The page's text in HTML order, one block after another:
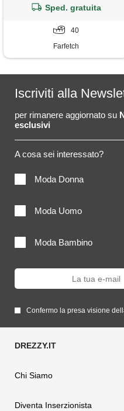
Sped. gratuita
40
Farfetch
Iscriviti alla
per rimanere aggiornato su
esclusivi
A cosa sei interessato?
Moda Donna
Moda Uomo
Moda Bambino
Confermo la presa visione
Chi Siamo
Diventa Inserzionista